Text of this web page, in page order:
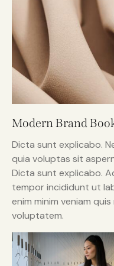
Modern Brand
Dicta sunt explicabo.
quia voluptas sit
Dicta sunt explicabo.
tempor incididunt ut
enim minim veniam
voluptatem.